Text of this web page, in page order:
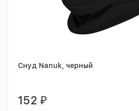
Снуд Nanuk, черный
152 ₽